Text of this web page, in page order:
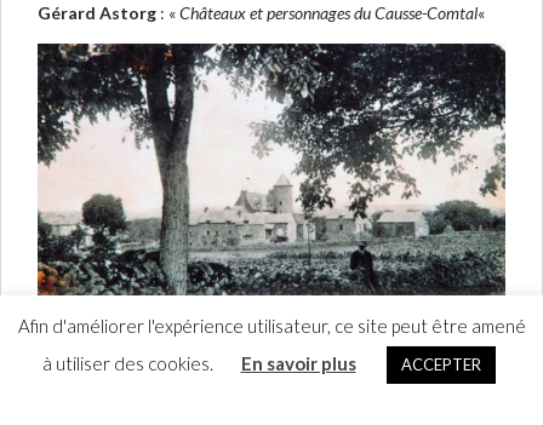
Gérard Astorg : «Châteaux et personnages du Causse-Comtal«
Afin d'améliorer l'expérience utilisateur, ce site peut être amené
à utiliser des cookies.
En savoir plus ACCEPTER